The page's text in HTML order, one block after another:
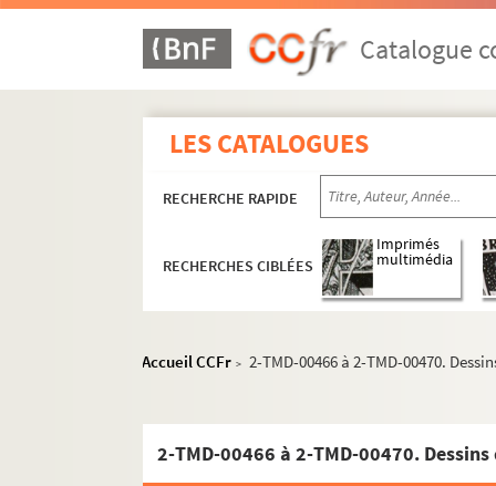
Catalogue
LES CATALOGUES
RECHERCHE RAPIDE
RECHERCHES CIBLÉES
Imprimés
multimédia
Accueil CCFr > 2-TMD-00466 à 2-TMD-00470.
2-TMD-00466 à 2-TMD-00470.
Biographie
Scénographies pour le théâtre et l'opéra
Années 1947-1959
Années 1970-1979
Années 1980-1989
Années 1990-1998
Les amants turcs
Le carrosse du Saint-Sacrement